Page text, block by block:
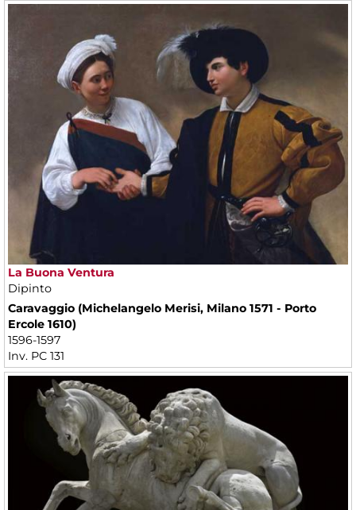
La Buona Ventura
Dipinto
Caravaggio (Michelangelo Merisi, Milano 1571 - Porto
Ercole 1610)
1596-1597
Inv. PC 131